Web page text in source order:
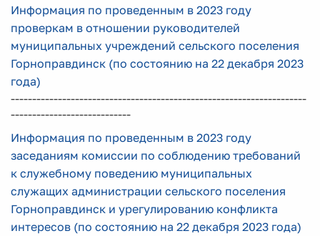
Информация по проведенным в 2023 году
проверкам в отношении руководителей
муниципальных учреждений сельского поселения
Горноправдинск (по состоянию на 22 декабря 2023
года)
---------------------------------------------------------------------
----------------------------
Информация по проведенным в 2023 году
заседаниям комиссии по соблюдению требований
к служебному поведению муниципальных
служащих администрации сельского поселения
Горноправдинск и урегулированию конфликта
интересов (по состоянию на 22 декабря 2023 года)